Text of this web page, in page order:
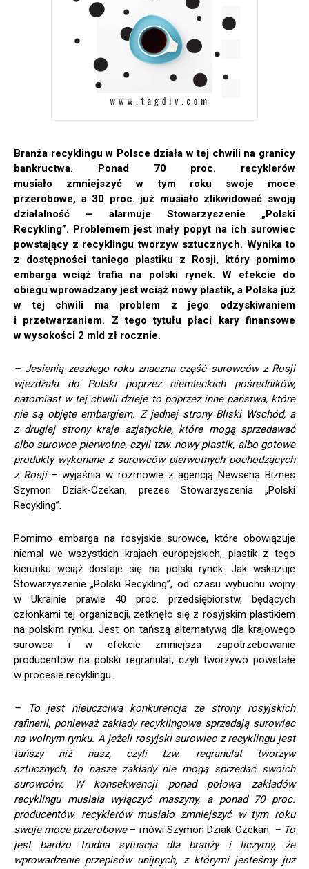
Branża recyklingu w Polsce działa w tej chwili na granicy
bankructwa. Ponad 70 proc. recyklerów
musiało zmniejszyć w tym roku swoje moce
przerobowe, a 30 proc. już musiało zlikwidować swoją
działalność – alarmuje Stowarzyszenie „Polski
Recykling”. Problemem jest mały popyt na ich surowiec
powstający z recyklingu tworzyw sztucznych. Wynika to
z dostępności taniego plastiku z Rosji, który pomimo
embarga wciąż trafia na polski rynek. W efekcie do
obiegu wprowadzany jest wciąż nowy plastik, a Polska już
w tej chwili ma problem z jego odzyskiwaniem
i przetwarzaniem. Z tego tytułu płaci kary finansowe
w wysokości 2 mld zł rocznie.
– Jesienią zeszłego roku znaczna część surowców z Rosji
wjeżdżała do Polski poprzez niemieckich pośredników,
natomiast w tej chwili dzieje to poprzez inne państwa, które
nie są objęte embargiem. Z jednej strony Bliski Wschód, a
z drugiej strony kraje azjatyckie, które mogą sprzedawać
albo surowce pierwotne, czyli tzw. nowy plastik, albo gotowe
produkty wykonane z surowców pierwotnych pochodzących
z Rosji – wyjaśnia w rozmowie z agencją Newseria Biznes
Szymon Dziak-Czekan, prezes Stowarzyszenia „Polski
Recykling”.
Pomimo embarga na rosyjskie surowce, które obowiązuje
niemal we wszystkich krajach europejskich, plastik z tego
kierunku wciąż dostaje się na polski rynek. Jak wskazuje
Stowarzyszenie „Polski Recykling”, od czasu wybuchu wojny
w Ukrainie prawie 40 proc. przedsiębiorstw, będących
członkami tej organizacji, zetknęło się z rosyjskim plastikiem
na polskim rynku. Jest on tańszą alternatywą dla krajowego
surowca i w efekcie zmniejsza zapotrzebowanie
producentów na polski regranulat, czyli tworzywo powstałe
w procesie recyklingu.
– To jest nieuczciwa konkurencja ze strony rosyjskich
rafinerii, ponieważ zakłady recyklingowe sprzedają surowiec
na wolnym rynku. A jeżeli rosyjski surowiec z recyklingu jest
tańszy niż nasz, czyli tzw. regranulat tworzyw
sztucznych, to nasze zakłady nie mogą sprzedać swoich
surowców. W konsekwencji ponad połowa zakładów
recyklingu musiała wyłączyć maszyny, a ponad 70 proc.
producentów, recyklerów musiało zmniejszyć w tym roku
swoje moce przerobowe– mówi Szymon Dziak-Czekan. – To
jest bardzo trudna sytuacja dla branży i liczymy, że
wprowadzenie przepisów unijnych, z którymi jesteśmy już